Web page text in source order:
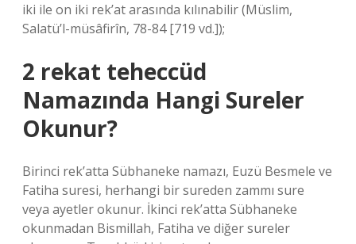
iki ile on iki rek’at arasında kılınabilir (Müslim,
Salatü’l-müsâfirîn, 78-84 [719 vd.]);
2 rekat teheccüd
Namazında Hangi Sureler
Okunur?
Birinci rek’atta Sübhaneke namazı, Euzü Besmele ve
Fatiha suresi, herhangi bir sureden zammı sure
veya ayetler okunur. İkinci rek’atta Sübhaneke
okunmadan Bismillah, Fatiha ve diğer sureler